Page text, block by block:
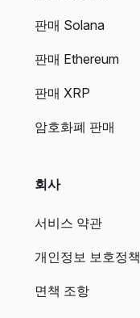
판매 Solana
판매 Ethereum
판매 XRP
암호화폐 판매
회사
서비스 약관
개인정보 보호정책
면책 조항